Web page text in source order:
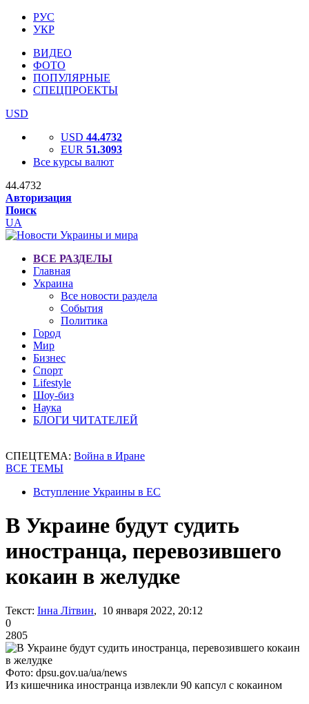
РУС
УКР
ВИДЕО
ФОТО
ПОПУЛЯРНЫЕ
СПЕЦПРОЕКТЫ
USD
USD 44.4732
EUR 51.3093
Все курсы валют
44.4732
Авторизация
Поиск
UA
ВСЕ РАЗДЕЛЫ
Главная
Украина
Все новости раздела
События
Политика
Город
Мир
Бизнес
Спорт
Lifestyle
Шоу-биз
Наука
БЛОГИ ЧИТАТЕЛЕЙ
СПЕЦТЕМА: Война в Иране
ВСЕ ТЕМЫ
Вступление Украины в ЕС
В Украине будут судить
иностранца, перевозившего
кокаин в желудке
Текст: Інна Літвин, 10 января 2022, 20:12
0
2805
Фото: dpsu.gov.ua/ua/news
Из кишечника иностранца извлекли 90 капсул с кокаином